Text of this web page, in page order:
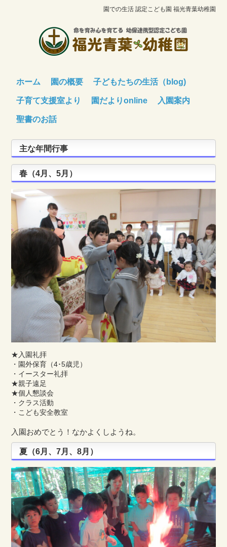
園での生活 認定こども園 福光青葉幼稚園
ホーム 園の概要 子どもたちの生活（blog)
子育て支援室より 園だよりonline 入園案内
聖書のお話
主な年間行事
春（4月、5月）
★入園礼拝
・園外保育（4･5歳児）
・イースター礼拝
★親子遠足
★個人懇談会
・クラス活動
・こども安全教室
入園おめでとう！なかよくしようね。
夏（6月、7月、8月）